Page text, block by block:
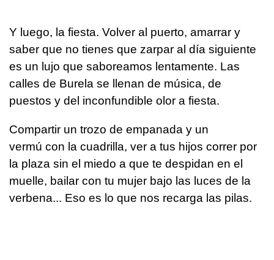
Y luego, la fiesta. Volver al puerto, amarrar y
saber que no tienes que zarpar al día siguiente
es un lujo que saboreamos lentamente. Las
calles de Burela se llenan de música, de
puestos y del inconfundible olor a fiesta.
Compartir un trozo de empanada y un
vermú con la cuadrilla, ver a tus hijos correr por
la plaza sin el miedo a que te despidan en el
muelle, bailar con tu mujer bajo las luces de la
verbena... Eso es lo que nos recarga las pilas.